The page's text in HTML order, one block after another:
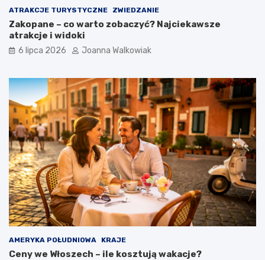
ATRAKCJE TURYSTYCZNE ZWIEDZANIE
Zakopane – co warto zobaczyć? Najciekawsze
atrakcje i widoki
6 lipca 2026 Joanna Walkowiak
AMERYKA POŁUDNIOWA KRAJE
Ceny we Włoszech – ile kosztują wakacje?